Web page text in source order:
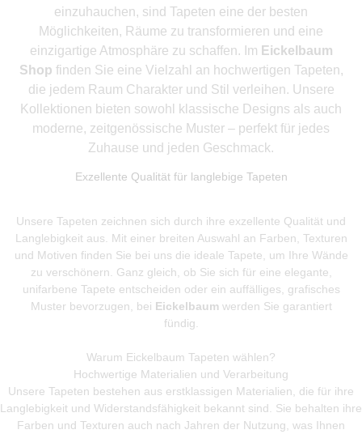
einzuhauchen, sind Tapeten eine der besten
Möglichkeiten, Räume zu transformieren und eine
einzigartige Atmosphäre zu schaffen. Im Eickelbaum
Shop finden Sie eine Vielzahl an hochwertigen Tapeten,
die jedem Raum Charakter und Stil verleihen. Unsere
Kollektionen bieten sowohl klassische Designs als auch
moderne, zeitgenössische Muster – perfekt für jedes
Zuhause und jeden Geschmack.
Exzellente Qualität für langlebige Tapeten
Unsere Tapeten zeichnen sich durch ihre exzellente Qualität und
Langlebigkeit aus. Mit einer breiten Auswahl an Farben, Texturen
und Motiven finden Sie bei uns die ideale Tapete, um Ihre Wände
zu verschönern. Ganz gleich, ob Sie sich für eine elegante,
unifarbene Tapete entscheiden oder ein auffälliges, grafisches
Muster bevorzugen, bei Eickelbaum werden Sie garantiert
fündig.
Warum Eickelbaum Tapeten wählen?
Hochwertige Materialien und Verarbeitung
Unsere Tapeten bestehen aus erstklassigen Materialien, die für ihre
Langlebigkeit und Widerstandsfähigkeit bekannt sind. Sie behalten ihre
Farben und Texturen auch nach Jahren der Nutzung, was Ihnen